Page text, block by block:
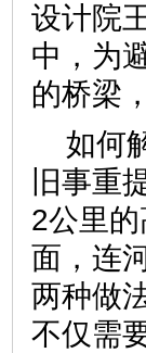
设计院
中，为
的桥
如何
旧事重
2公里
面，连
两种做
不仅需